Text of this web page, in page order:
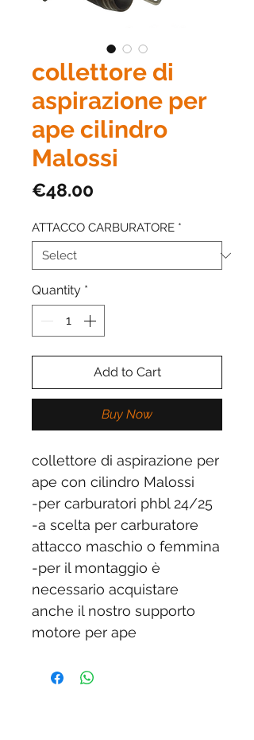
collettore di
aspirazione per
ape cilindro
Malossi
€48.00
ATTACCO CARBURATORE *
Quantity *
Add to Cart
Buy Now
collettore di aspirazione per
ape con cilindro Malossi
-per carburatori phbl 24/25
-a scelta per carburatore
attacco maschio o femmina
-per il montaggio è
necessario acquistare
anche il nostro supporto
motore per ape